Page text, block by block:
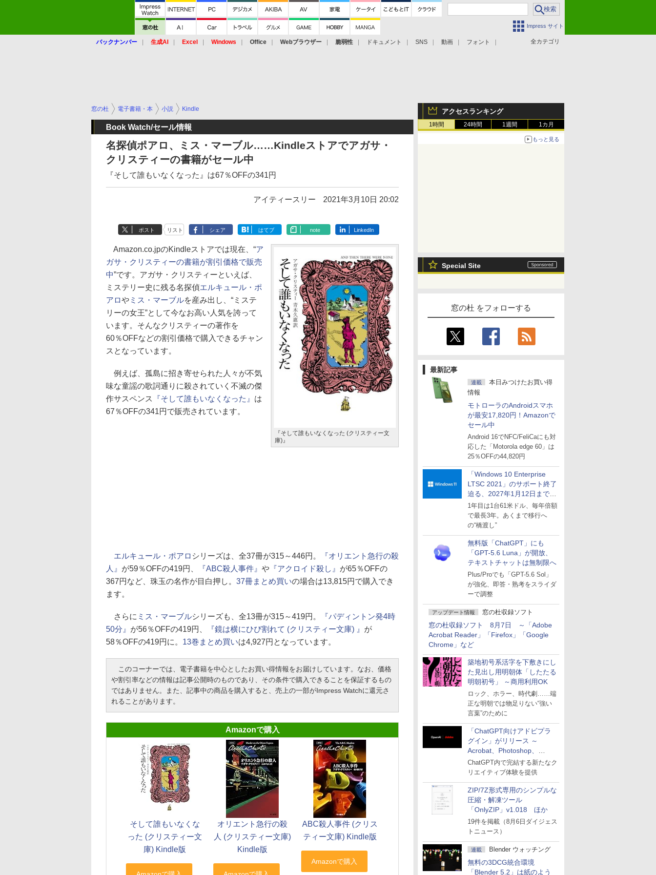
Impress サイト
全カテゴリ
バックナンバー 生成AI Excel Windows Office Webブラウザー 脆弱性 ドキュメント SNS 動画 フォント
アクセスランキング
1時間 24時間 1週間 1カ月
もっと見る
Special Site
窓の杜 をフォローする
最新記事
連載
本日みつけたお買い得
情報
モトローラのAndroidスマホ
が最安17,820円！Amazonで
セール中
Android 16でNFC/FeliCaにも対
応した「Motorola edge 60」は
25％OFFの44,820円
「Windows 10 Enterprise
LTSC 2021」のサポート終了
迫る、2027年1月12日まで
～ESUは9月1日から販売
1年目は1台61米ドル、毎年倍額
で最長3年。あくまで移行へ
の“橋渡し”
無料版「ChatGPT」にも
「GPT-5.6 Luna」が開放、
テキストチャットは無制限へ
Plus/Proでも「GPT-5.6 Sol」
が強化、即答・熟考をスライダ
ーで調整
アップデート情報 窓の杜収録ソフト
窓の杜収録ソフト 8月7日 ～「Adobe
Acrobat Reader」「Firefox」「Google
Chrome」など
築地初号系活字を下敷きにし
た見出し用明朝体「したたる
明朝初号」 ～商用利用OK
ロック、ホラー、時代劇……端
正な明朝では物足りない“強い
言葉”のために
「ChatGPT向けアドビプラ
グイン」がリリース ～
Acrobat、Photoshop、
Premiereなどの機能を1つの
プラグインに統合
ChatGPT内で完結する新たなク
リエイティブ体験を提供
ZIP/7Z形式専用のシンプルな
圧縮・解凍ツール
「OnlyZIP」v1.018 ほか
19件を掲載（8月6日ダイジェス
トニュース）
連載 Blender ウォッチング
無料の3DCG統合環境
「Blender 5.2」は紙のよう
窓の杜 電子書籍・本 小説 Kindle
Book Watch/セール情報
名探偵ポアロ、ミス・マーブル……Kindleストアでアガサ・
クリスティーの書籍がセール中
『そして誰もいなくなった』は67％OFFの341円
アイティースリー 2021年3月10日 20:02
ポスト リスト シェア はてブ note LinkedIn
『そして誰もいなくなった (クリスティー文
庫)』
Amazon.co.jpのKindleストアでは現在、“ア
ガサ・クリスティーの書籍が割引価格で販売
中”です。アガサ・クリスティーといえば、
ミステリー史に残る名探偵エルキュール・ポ
アロや ミス・マーブルを産み出し、“ミステ
リーの女王”として今なお高い人気を誇って
います。そんなクリスティーの著作を
60％OFFなどの割引価格で購入できるチャン
スとなっています。
例えば、孤島に招き寄せられた人々が不気
味な童謡の歌詞通りに殺されていく不滅の傑
作サスペンス
『そして誰もいなくなった』 は
67％OFFの341円で販売されています。
エルキュール・ポアロ シリーズは、全37冊が315～446円。
『オリエント急行の殺
人』 が59％OFFの419円、 『ABC殺人事件』 や 『アクロイド殺し』 が65％OFFの
367円など、珠玉の名作が目白押し。 37冊まとめ買いの場合は13,815円で購入でき
ます。
さらに ミス・マーブルシリーズも、全13冊が315～419円。
『パディントン発4時
50分』 が56％OFFの419円、 『鏡は横にひび割れて (クリスティー文庫) 』 が
58％OFFの419円に。 13巻まとめ買いは4,927円となっています。
このコーナーでは、電子書籍を中心としたお買い得情報をお届けしています。なお、価格
や割引率などの情報は記事公開時のものであり、その条件で購入できることを保証するもの
ではありません。また、記事中の商品を購入すると、売上の一部がImpress Watchに還元さ
れることがあります。
Amazonで購入
そして誰もいなくな
った (クリスティー文
庫) Kindle版
オリエント急行の殺
人 (クリスティー文庫)
Kindle版
ABC殺人事件 (クリス
ティー文庫) Kindle版